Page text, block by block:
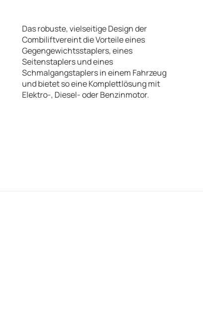
Das robuste, vielseitige Design der
Combiliftvereint die Vorteile eines
Gegengewichtsstaplers, eines
Seitenstaplers und eines
Schmalgangstaplers in einem Fahrzeug
und bietet so eine Komplettlösung mit
Elektro-, Diesel- oder Benzinmotor.